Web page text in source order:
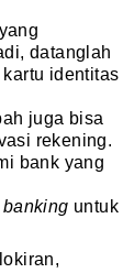
datanglah
identitas
juga bisa
rekening.
bank yang
untuk